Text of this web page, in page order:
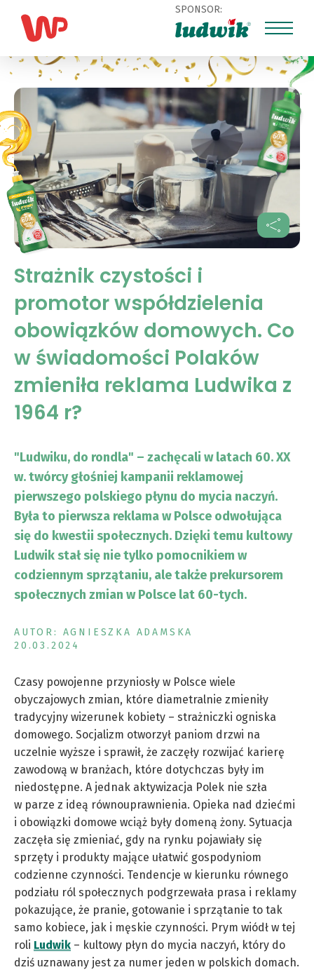
SPONSOR:
Strażnik czystości i
promotor współdzielenia
obowiązków domowych. Co
w świadomości Polaków
zmieniła reklama Ludwika z
1964 r?
"Ludwiku, do rondla" – zachęcali w latach 60. XX
w. twórcy głośniej kampanii reklamowej
pierwszego polskiego płynu do mycia naczyń.
Była to pierwsza reklama w Polsce odwołująca
się do kwestii społecznych. Dzięki temu kultowy
Ludwik stał się nie tylko pomocnikiem w
codziennym sprzątaniu, ale także prekursorem
społecznych zmian w Polsce lat 60-tych.
AUTOR: AGNIESZKA ADAMSKA
20.03.2024
Czasy powojenne przyniosły w Polsce wiele
obyczajowych zmian, które diametralnie zmieniły
tradycyjny wizerunek kobiety – strażniczki ogniska
domowego. Socjalizm otworzył paniom drzwi na
uczelnie wyższe i sprawił, że zaczęły rozwijać karierę
zawodową w branżach, które dotychczas były im
niedostępne. A jednak aktywizacja Polek nie szła
w parze z ideą równouprawnienia. Opieka nad dziećmi
i obowiązki domowe wciąż były domeną żony. Sytuacja
zaczęła się zmieniać, gdy na rynku pojawiały się
sprzęty i produkty mające ułatwić gospodyniom
codzienne czynności. Tendencje w kierunku równego
podziału ról społecznych podgrzewała prasa i reklamy
pokazujące, że pranie, gotowanie i sprzątanie to tak
samo kobiece, jak i męskie czynności. Prym wiódł w tej
roli Ludwik – kultowy płyn do mycia naczyń, który do
dziś uznawany jest za numer jeden w polskich domach.